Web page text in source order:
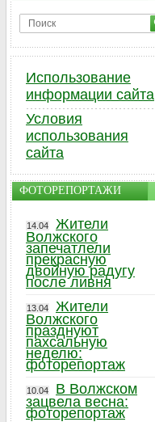
Использование
информации сайта
Условия
использования
сайта
ФОТОРЕПОРТАЖИ
14.04
Жители
Волжского
запечатлели
прекрасную
двойную радугу
после ливня
13.04
Жители
Волжского
празднуют
пахсальную
неделю:
фоторепортаж
10.04
В Волжском
зацвела весна:
фоторепортаж